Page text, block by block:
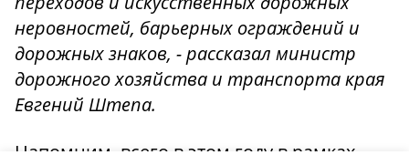
неровностей, барьерных ограждений и
дорожных знаков, - рассказал министр
дорожного хозяйства и транспорта края
Евгений Штепа.